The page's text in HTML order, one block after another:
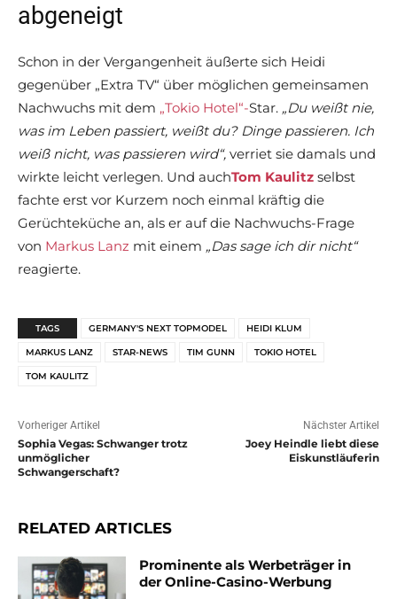
abgeneigt
Schon in der Vergangenheit äußerte sich Heidi
gegenüber „Extra TV“ über möglichen gemeinsamen
Nachwuchs mit dem „Tokio Hotel“-Star. „Du weißt nie,
was im Leben passiert, weißt du? Dinge passieren. Ich
weiß nicht, was passieren wird“, verriet sie damals und
wirkte leicht verlegen. Und auchTom Kaulitz selbst
fachte erst vor Kurzem noch einmal kräftig die
Gerüchteküche an, als er auf die Nachwuchs-Frage
von Markus Lanz mit einem „Das sage ich dir nicht“
reagierte.
TAGS GERMANY'S NEXT TOPMODEL HEIDI KLUM
MARKUS LANZ STAR-NEWS TIM GUNN TOKIO HOTEL
TOM KAULITZ
Vorheriger Artikel
Sophia Vegas: Schwanger trotz
unmöglicher
Schwangerschaft?
Nächster Artikel
Joey Heindle liebt diese
Eiskunstläuferin
RELATED ARTICLES
Prominente als Werbeträger in
der Online-Casino-Werbung